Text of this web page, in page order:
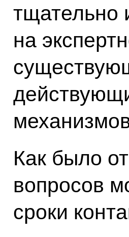
тщательно
на
Как было
вопросов
сроки